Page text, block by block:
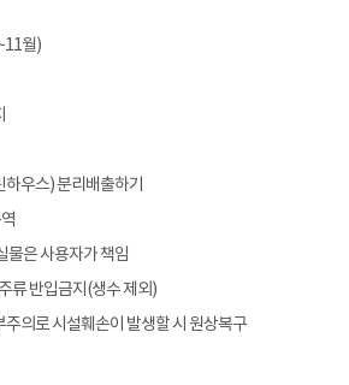
월)
우스) 분리배출하기
물은 사용자가 책임
류 반입금지(생수 제외)
주의로 시설훼손이 발생할 시 원상복구